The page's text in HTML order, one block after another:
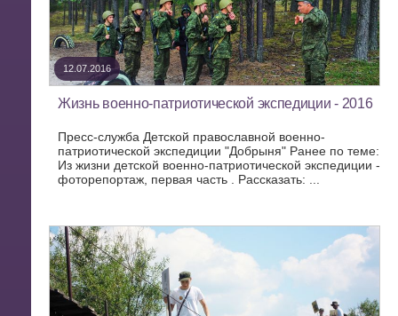
12.07.2016
Жизнь военно-патриотической экспедиции - 2016
Пресс-служба Детской православной военно-
патриотической экспедиции "Добрыня" Ранее по теме:
Из жизни детской военно-патриотической экспедиции -
фоторепортаж, первая часть . Рассказать: ...